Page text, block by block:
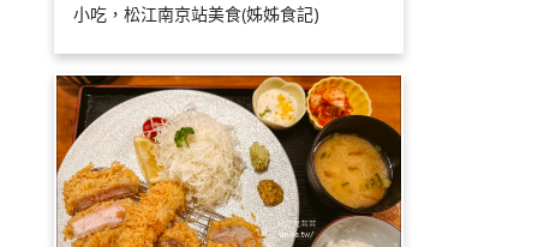
小吃，松江南京站美食(姊姊食記)